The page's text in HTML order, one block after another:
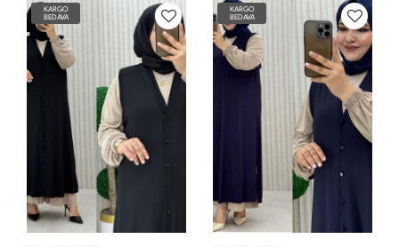
KARGO
BEDAVA
KARGO
BEDAVA